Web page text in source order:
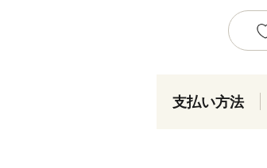
支払い方法